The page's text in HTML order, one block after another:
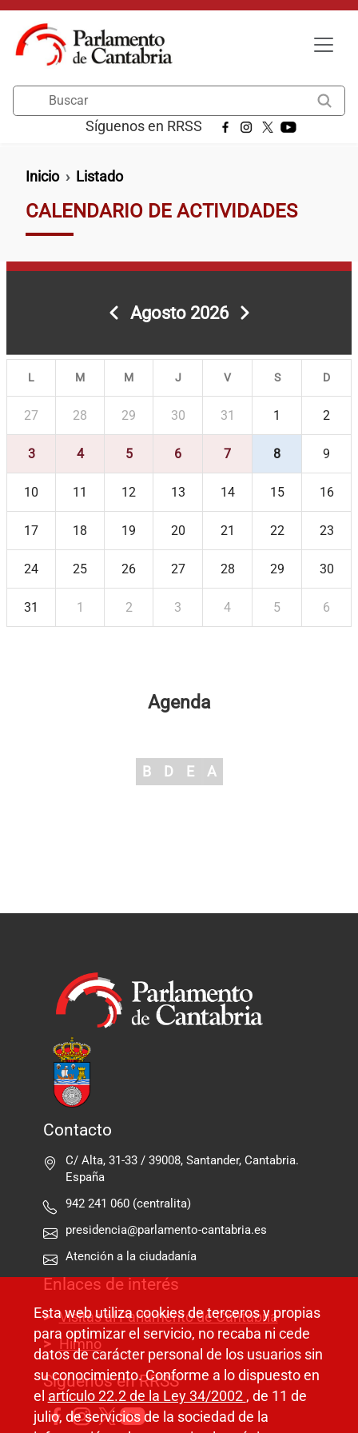
Pasar al contenido principal
Síguenos en RRSS
Ruta de navegación
Inicio Listado
CALENDARIO DE ACTIVIDADES
Anterior
Agosto 2026 Siguiente
L M M J V S D
27 28 29 30 31 1 2
3 4 5 6 7 8 9
10 11 12 13 14 15 16
17 18 19 20 21 22 23
24 25 26 27 28 29 30
31 1 2 3 4 5 6
Agenda
B D E A
Contacto
C/ Alta, 31-33 / 39008, Santander, Cantabria.
España
942 241 060 (centralita)
presidencia@parlamento-cantabria.es
Atención a la ciudadanía
Enlaces de interés
Visitas al Parlamento de Cantabria
Himno
Síguenos en RRSS
Esta web utiliza cookies de terceros y propias
para optimizar el servicio, no recaba ni cede
datos de carácter personal de los usuarios sin
su conocimiento. Conforme a lo dispuesto en
el artículo 22.2 de la Ley 34/2002 , de 11 de
julio, de servicios de la sociedad de la